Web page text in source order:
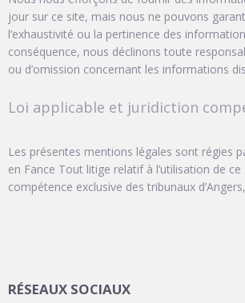
jour sur ce site, mais nous ne pouvons
l’exhaustivité ou la pertinence des
conséquence, nous déclinons toute
ou d’omission concernant les informations
Loi applicable et juridiction
Les présentes mentions légales sont régies
en Fance Tout litige relatif à l’utilisation de
compétence exclusive des tribunaux
RÉSEAUX SOCIAUX